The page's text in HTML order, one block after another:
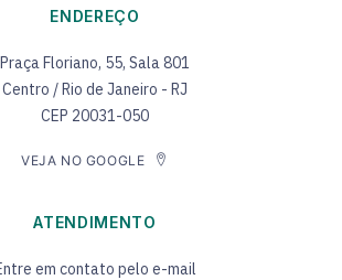
ENDEREÇO
Praça Floriano, 55, Sala 801
Centro / Rio de Janeiro - RJ
CEP 20031-050
VEJA NO GOOGLE
ATENDIMENTO
em contato pelo e-mail